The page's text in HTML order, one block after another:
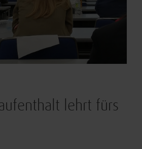
lehrt fürs